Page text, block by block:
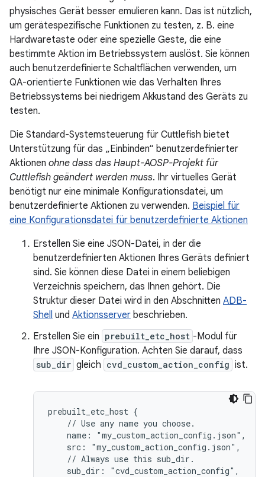
physisches Gerät besser emulieren kann. Das ist nützlich,
um gerätespezifische Funktionen zu testen, z. B. eine
Hardwaretaste oder eine spezielle Geste, die eine
bestimmte Aktion im Betriebssystem auslöst. Sie können
auch benutzerdefinierte Schaltflächen verwenden, um
QA-orientierte Funktionen wie das Verhalten Ihres
Betriebssystems bei niedrigem Akkustand des Geräts zu
testen.
Die Standard-Systemsteuerung für Cuttlefish bietet
Unterstützung für das „Einbinden“ benutzerdefinierter
Aktionen ohne dass das Haupt-AOSP-Projekt für
Cuttlefish geändert werden muss. Ihr virtuelles Gerät
benötigt nur eine minimale Konfigurationsdatei, um
benutzerdefinierte Aktionen zu verwenden. Beispiel für
eine Konfigurationsdatei für benutzerdefinierte Aktionen
Erstellen Sie eine JSON-Datei, in der die
benutzerdefinierten Aktionen Ihres Geräts definiert
sind. Sie können diese Datei in einem beliebigen
Verzeichnis speichern, das Ihnen gehört. Die
Struktur dieser Datei wird in den Abschnitten ADB-
Shell und Aktionsserver beschrieben.
Erstellen Sie ein prebuilt_etc_host -Modul für
Ihre JSON-Konfiguration. Achten Sie darauf, dass
sub_dir gleich cvd_custom_action_config ist.
prebuilt_etc_host {
    // Use any name you choose.
    name: "my_custom_action_config.json",
    src: "my_custom_action_config.json",
    // Always use this sub_dir.
    sub_dir: "cvd_custom_action_config",